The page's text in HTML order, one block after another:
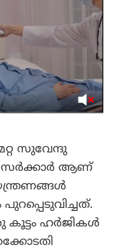
സുവേന്ദു
സർക്കാർ ആണ്
കൂട്ടം ഹർജികൾ